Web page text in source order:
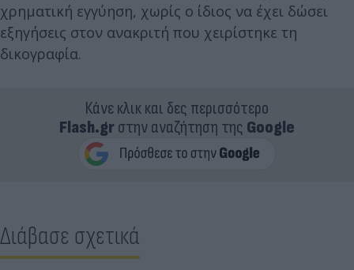
χρηματική εγγύηση, χωρίς ο ίδιος να έχει δώσει
εξηγήσεις στον ανακριτή που χειρίστηκε τη
δικογραφία.
Κάνε κλικ και δες περισσότερο
Flash.grστην αναζήτηση της Google
Διάβασε σχετικά